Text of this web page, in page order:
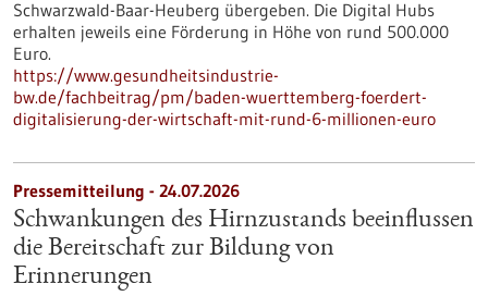
Schwarzwald-Baar-Heuberg übergeben. Die Digital Hubs
erhalten jeweils eine Förderung in Höhe von rund 500.000
Euro.
https://www.gesundheitsindustrie-
bw.de/fachbeitrag/pm/baden-wuerttemberg-foerdert-
digitalisierung-der-wirtschaft-mit-rund-6-millionen-euro
Pressemitteilung - 24.07.2026
Schwankungen des Hirnzustands beeinflussen
die Bereitschaft zur Bildung von
Erinnerungen